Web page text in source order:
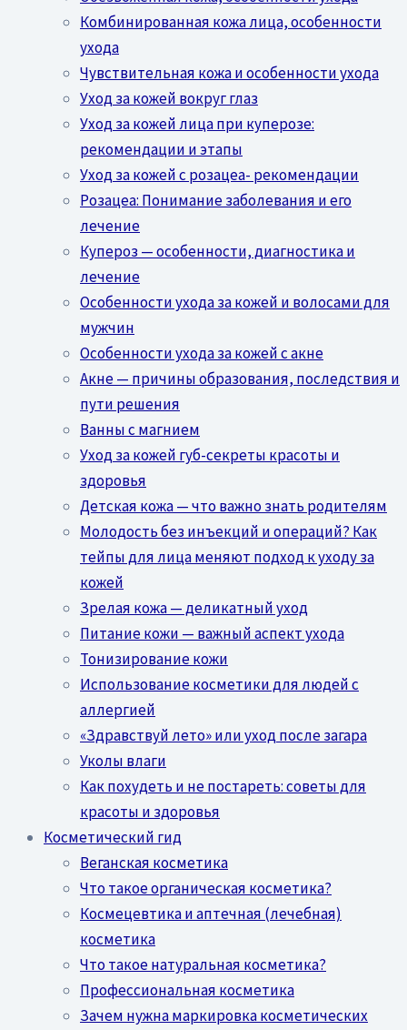
Комбинированная кожа лица, особенности
ухода
Чувствительная кожа и особенности ухода
Уход за кожей вокруг глаз
Уход за кожей лица при куперозе:
рекомендации и этапы
Уход за кожей с розацеа- рекомендации
Розацеа: Понимание заболевания и его
лечение
Купероз — особенности, диагностика и
лечение
Особенности ухода за кожей и волосами для
мужчин
Особенности ухода за кожей с акне
Акне — причины образования, последствия и
пути решения
Ванны с магнием
Уход за кожей губ-секреты красоты и
здоровья
Детская кожа — что важно знать родителям
Молодость без инъекций и операций? Как
тейпы для лица меняют подход к уходу за
кожей
Зрелая кожа — деликатный уход
Питание кожи — важный аспект ухода
Тонизирование кожи
Использование косметики для людей с
аллергией
«Здравствуй лето» или уход после загара
Уколы влаги
Как похудеть и не постареть: советы для
красоты и здоровья
Косметический гид
Веганская косметика
Что такое органическая косметика?
Космецевтика и аптечная (лечебная)
косметика
Что такое натуральная косметика?
Профессиональная косметика
Зачем нужна маркировка косметических